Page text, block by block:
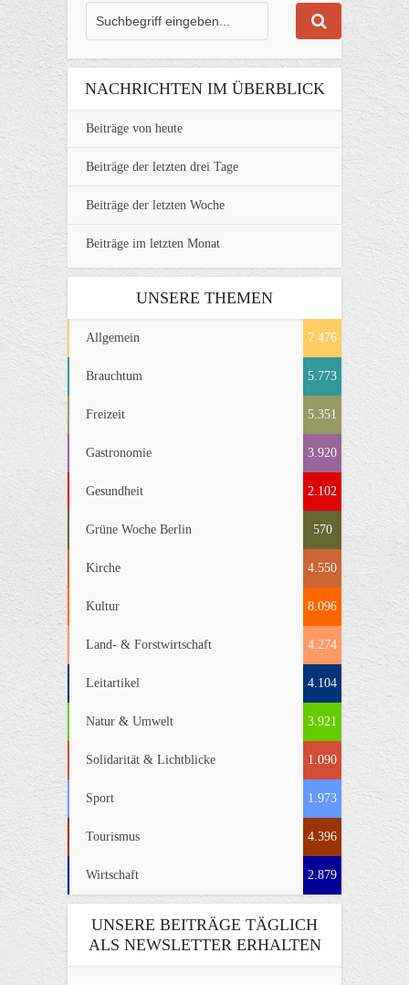
NACHRICHTEN IM ÜBERBLICK
Beiträge von heute
Beiträge der letzten drei Tage
Beiträge der letzten Woche
Beiträge im letzten Monat
UNSERE THEMEN
Allgemein 7.476
Brauchtum 5.773
Freizeit 5.351
Gastronomie 3.920
Gesundheit 2.102
Grüne Woche Berlin 570
Kirche 4.550
Kultur 8.096
Land- & Forstwirtschaft 4.274
Leitartikel 4.104
Natur & Umwelt 3.921
Solidarität & Lichtblicke 1.090
Sport 1.973
Tourismus 4.396
Wirtschaft 2.879
UNSERE BEITRÄGE TÄGLICH
ALS NEWSLETTER ERHALTEN